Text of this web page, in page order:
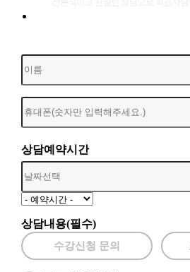
상담예약시간
상담내용(필수)
수강신청 문의